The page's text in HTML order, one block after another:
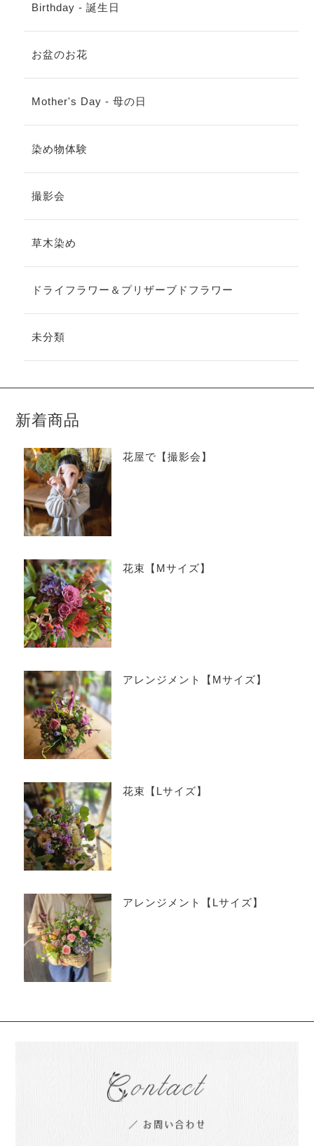
Birthday - 誕生日
お盆のお花
Mother's Day - 母の日
染め物体験
撮影会
草木染め
ドライフラワー＆プリザーブドフラワー
未分類
新着商品
花屋で【撮影会】
花束【Mサイズ】
アレンジメント【Mサイズ】
花束【Lサイズ】
アレンジメント【Lサイズ】